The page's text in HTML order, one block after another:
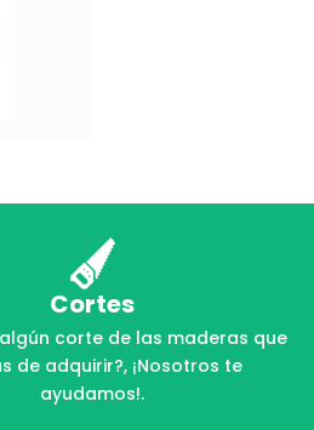
Cortes
corte de las maderas que
de adquirir?, ¡Nosotros te
ayudamos!.